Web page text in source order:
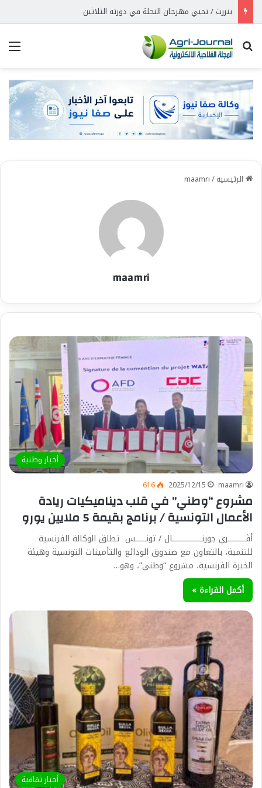
بنزرت / تحيي مهرجان النحلة في دورته الثلاثين
بحث عن
الرئيسية/
maamri
maamri
أخبار وطنية
maamri
2025/12/15
616
مشروع “وطني” في قلب ديناميكيات ريادة
الأعمال التونسية / برنامج بقيمة 5 ملايين يورو
أڨــــــــــري جورنـــــــــــــــــال / تونــــــس تطلق الوكالة الفرنسية
للتنمية، بالتعاون مع صندوق الودائع والتأمينات التونسية وهيئة
الخبرة الفرنسية، مشروع “وطني”، وهو…
أكمل القراءة »
أخبار ثقافية